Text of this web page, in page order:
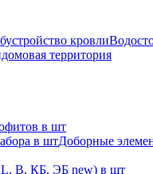
кровли
территория
в шт
в штДоборные
В, КБ, ЭБ new) в шт